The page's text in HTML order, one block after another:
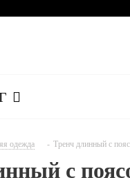
одежда - Тренч длинный с
с